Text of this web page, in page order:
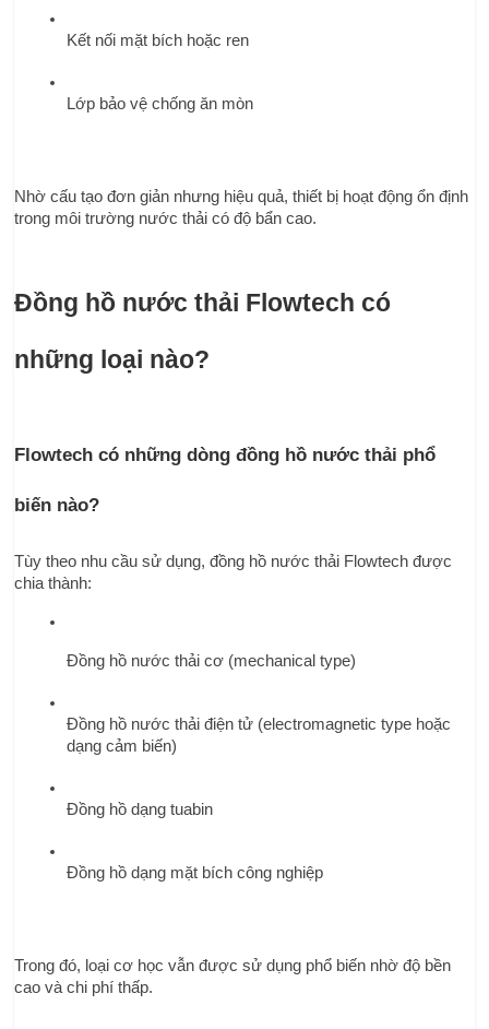
Kết nối mặt bích hoặc ren
Lớp bảo vệ chống ăn mòn
Nhờ cấu tạo đơn giản nhưng hiệu quả, thiết bị hoạt động ổn định
trong môi trường nước thải có độ bẩn cao.
Đồng hồ nước thải Flowtech có
những loại nào?
Flowtech có những dòng đồng hồ nước thải phổ
biến nào?
Tùy theo nhu cầu sử dụng, đồng hồ nước thải Flowtech được
chia thành:
Đồng hồ nước thải cơ (mechanical type)
Đồng hồ nước thải điện tử (electromagnetic type hoặc
dạng cảm biến)
Đồng hồ dạng tuabin
Đồng hồ dạng mặt bích công nghiệp
Trong đó, loại cơ học vẫn được sử dụng phổ biến nhờ độ bền
cao và chi phí thấp.